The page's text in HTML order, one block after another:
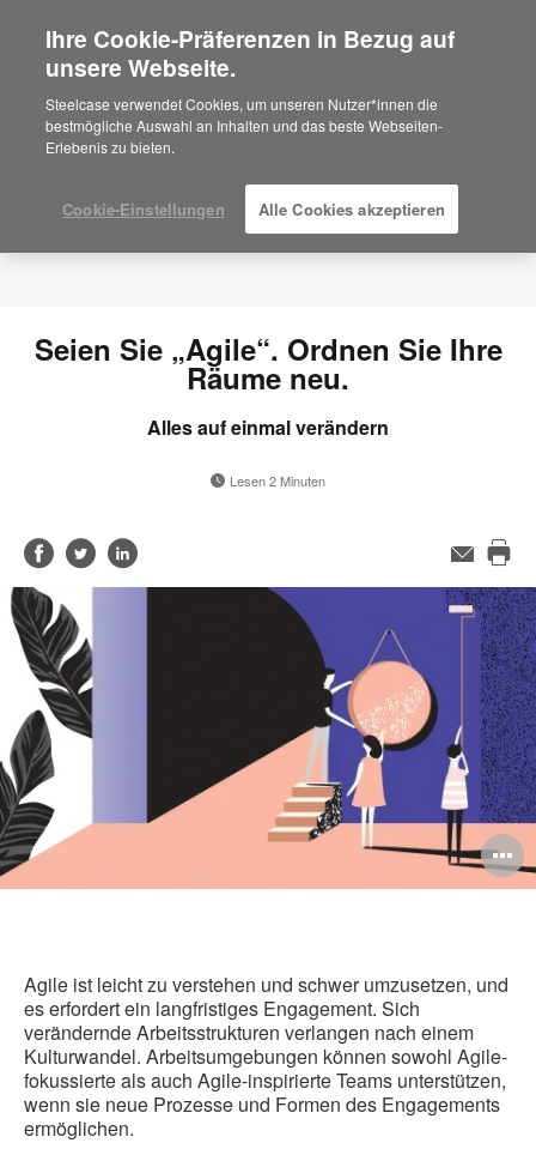
Are you in United States?
Would you like to see Products we sell in
your region?
Americas
Español
Seien Sie „Agile“. Ordnen Sie Ihre
Räume neu.
Alles auf einmal verändern
Lesen 2 Minuten
Auf
Facebook
teilen
Auf
Twitter
Auf
LinkedIn
E-
Adresse
Agile ist leicht zu verstehen und schwer umzusetzen, und
es erfordert ein langfristiges Engagement. Sich
verändernde Arbeitsstrukturen verlangen nach einem
Kulturwandel. Arbeitsumgebungen können sowohl Agile-
fokussierte als auch Agile-inspirierte Teams unterstützen,
wenn sie neue Prozesse und Formen des Engagements
ermöglichen.
Ihre Cookie-Präferenzen in Bezug auf
unsere Webseite.
Steelcase verwendet Cookies, um unseren Nutzer*innen die
bestmögliche Auswahl an Inhalten und das beste Webseiten-
Erlebenis zu bieten.
Cookie-Einstellungen Alle Cookies akzeptieren